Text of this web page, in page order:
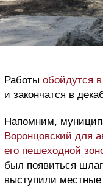
Работы обойдутся
и закончатся в
Напомним,
Воронцовский для
его пешеходной
был появиться
выступили